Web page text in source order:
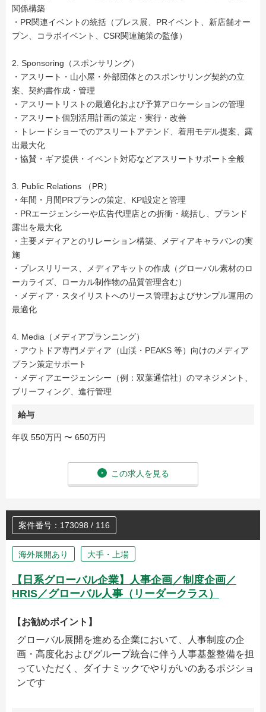
関係構築
・PR関連イベントの統括（プレス展、PRイベント、新店舗オー
プン、コラボイベント、CSR関連施策の監修）
2. Sponsoring（スポンサリング）
・アスリート・山小屋・外部団体とのスポンサリング契約の立
案、契約書作成・管理
・アスリートリストの最適化および予算アロケーションの管理
・アスリート個別活用計画の策定・実行・改善
・トレードショーでのアスリートアテンド、着用モデル提案、露
出最大化
・協賛・ギア提供・イベント対応などアスリートサポート全般
3. Public Relations （PR）
・年間・月間PRプランの策定、KPI設定と管理
・PRエージェンシーや広告代理店との折衝・統括し、ブランド
露出を最大化
・主要メディアとのリレーション構築、メディアキャラバンの実
施
・プレスリリース、メディアキットの作成（グローバル素材のロ
ーカライズ、ローカル制作物の品質管理含む）
・メディア・スタイリストへのリース管理およびサンプル運用の
最適化
4. Media（メディアプランニング）
・アウトドア専門メディア（山渓・PEAKS 等）向けのメディア
プラン策定サポート
・メディアエージェンシー（例：双葉通信社）のマネジメント、
ブリーフィング、進行管理
給与
年収 550万円 〜 650万円
この求人を見る
案件番号：173098 / 116
海外展開あり 大手・上場
【日系グローバル企業】人事企画／制度企画／
HRIS／グローバル人事（リーダークラス）
【お勧めポイント】
グローバル展開を進める企業において、人事制度の企
画・高度化およびグループ統合に伴う人事基盤整備を担
っていただく、ダイナミックでやりがいのあるポジショ
ンです